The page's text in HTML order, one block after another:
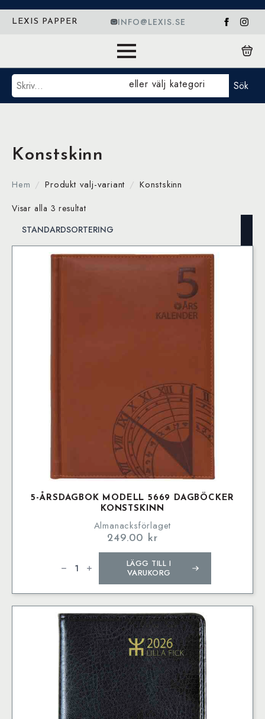
LEXIS PAPPER INFO@LEXIS.SE
Sök eller välj kategori Sök
Konstskinn
Hem Produkt valj-variant Konstskinn
Visar alla 3 resultat
5-ÅRSDAGBOK MODELL 5669 DAGBÖCKER
KONSTSKINN
Almanacksförlaget
249.00 kr
årsdagbok
Modell
Konstskinn
mängd
LÄGG TILL I
VARUKORG